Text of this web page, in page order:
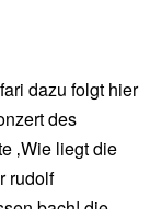
dazu folgt hier
des
‚Wie liegt die
rudolf